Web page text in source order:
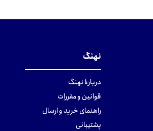
نهنگ
دربارهٔ نهنگ
قوانین و مقررات
راهنمای خرید و ارسال
پشتیبانی